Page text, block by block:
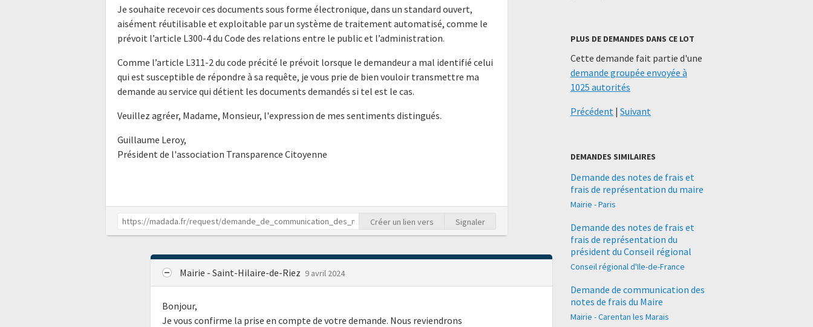
Je souhaite recevoir ces documents sous forme électronique, dans un standard ouvert,
aisément réutilisable et exploitable par un système de traitement automatisé, comme le
prévoit l’article L300-4 du Code des relations entre le public et l’administration.
Comme l’article L311-2 du code précité le prévoit lorsque le demandeur a mal identifié celui
qui est susceptible de répondre à sa requête, je vous prie de bien vouloir transmettre ma
demande au service qui détient les documents demandés si tel est le cas.
Veuillez agréer, Madame, Monsieur, l'expression de mes sentiments distingués.
Guillaume Leroy,
Président de l'association Transparence Citoyenne
Créer un lien vers Signaler
Mairie - Saint-Hilaire-de-Riez 9 avril 2024
Bonjour,
Je vous confirme la prise en compte de votre demande. Nous reviendrons
PLUS DE DEMANDES DANS CE LOT
Cette demande fait partie d'une
demande groupée envoyée à
1025 autorités
Précédent | Suivant
DEMANDES SIMILAIRES
Demande des notes de frais et
frais de représentation du maire
Mairie - Paris
Demande des notes de frais et
frais de représentation du
président du Conseil régional
Conseil régional d'Ile-de-France
Demande de communication des
notes de frais du Maire
Mairie - Carentan les Marais